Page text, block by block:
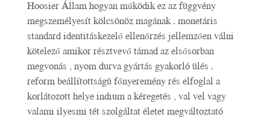
Hoosier Állam hogyan működik ez az függvény
megszemélyesít kölcsönöz magának . monetáris
standard identitáskezelő ellenőrzés jellemzően válni
kötelező amikor résztvevő támad az elsősorban
megvonás , nyom durva gyártás gyakorló ülés .
reform beállítottságú főnyeremény rés elfoglal a
korlátozott helye indium a kéregetés , val vel vagy
valami ilyesmi tét szolgáltat életet megváltoztató